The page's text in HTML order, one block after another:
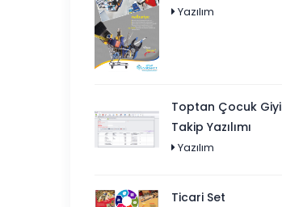
Yazılım
Toptan Çocuk
Takip Yazılımı
Yazılım
Ticari Set